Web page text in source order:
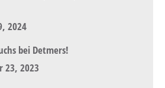
2024
bei Detmers!
23, 2023